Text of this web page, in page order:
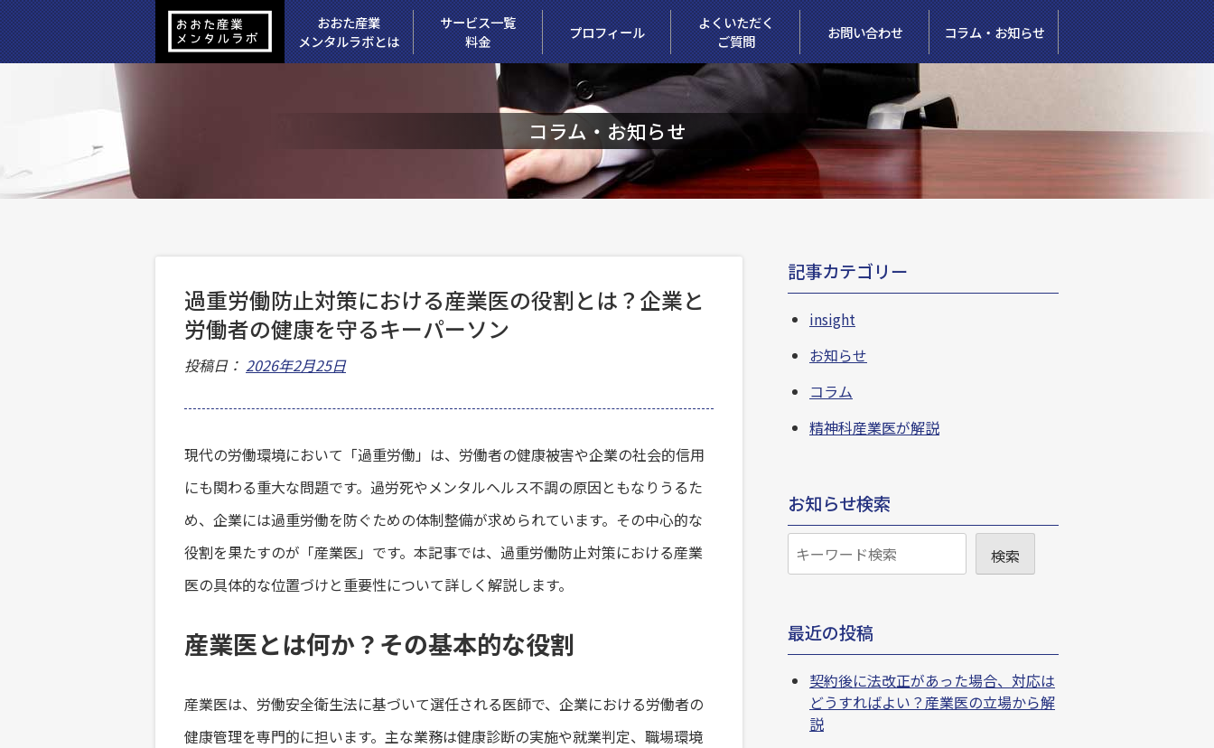
おおた産業
メンタルラボとは
サービス一覧
料金
プロフィール
よくいただく
ご質問
お問い合わせ コラム・お知らせ
コラム・お知らせ
過重労働防止対策における産業医の役割とは？企業と
労働者の健康を守るキーパーソン
投稿日： 2026年2月25日
現代の労働環境において「過重労働」は、労働者の健康被害や企業の社会的信用
にも関わる重大な問題です。過労死やメンタルヘルス不調の原因ともなりうるた
め、企業には過重労働を防ぐための体制整備が求められています。その中心的な
役割を果たすのが「産業医」です。本記事では、過重労働防止対策における産業
医の具体的な位置づけと重要性について詳しく解説します。
産業医とは何か？その基本的な役割
産業医は、労働安全衛生法に基づいて選任される医師で、企業における労働者の
健康管理を専門的に担います。主な業務は健康診断の実施や就業判定、職場環境
記事カテゴリー
insight
お知らせ
コラム
精神科産業医が解説
お知らせ検索
お
知
せ
検
索
検索
最近の投稿
契約後に法改正があった場合、対応は
どうすればよい？産業医の立場から解
説